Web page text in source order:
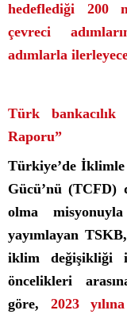
hedeflediği 200
çevreci
adımlarla
Türk
Raporu”
Türkiye’de İklimle
Gücü’nü
olma
yayımlayan
iklim değişikliği
öncelikleri
göre, 2023